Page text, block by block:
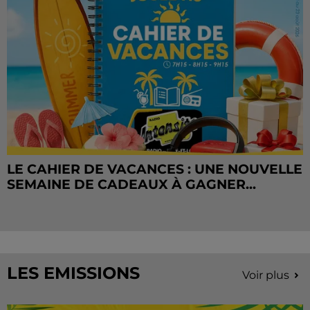
LE CAHIER DE VACANCES : UNE NOUVELLE
SEMAINE DE CADEAUX À GAGNER...
LES EMISSIONS Voir plus